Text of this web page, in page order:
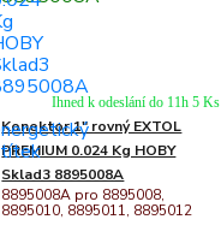
Konektor 1" rovný EXTOL
PREMIUM 0.024 Kg HOBY
Sklad3 8895008A
8895008A pro 8895008,
8895010, 8895011, 8895012
Ihned k odeslání do 11h 5 Ks